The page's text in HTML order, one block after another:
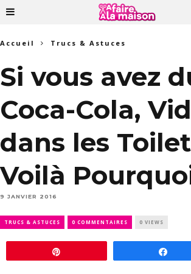
Accueil Trucs & Astuces
Si vous avez
Coca-Cola,
dans les
Voilà
9 JANVIER 2016
TRUCS & ASTUCES 0 COMMENTAIRES 0 VIEWS